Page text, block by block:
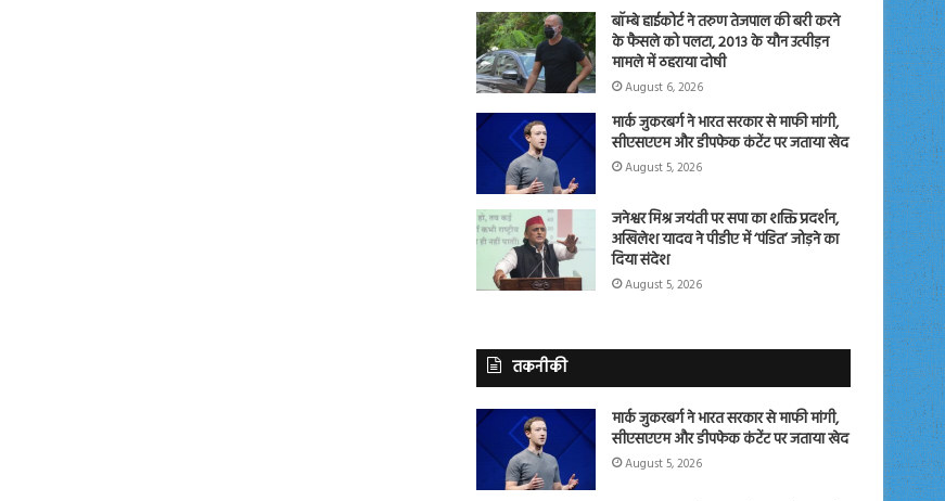
बॉम्बे हाईकोर्ट ने तरुण तेजपाल की बरी करने
के फैसले को पलटा, 2013 के यौन उत्पीड़न
मामले में ठहराया दोषी
August 6, 2026
मार्क जुकरबर्ग ने भारत सरकार से माफी मांगी,
सीएसएएम और डीपफेक कंटेंट पर जताया खेद
August 5, 2026
जनेश्वर मिश्र जयंती पर सपा का शक्ति प्रदर्शन,
अखिलेश यादव ने पीडीए में ‘पंडित’ जोड़ने का
दिया संदेश
August 5, 2026
तकनीकी
मार्क जुकरबर्ग ने भारत सरकार से माफी मांगी,
सीएसएएम और डीपफेक कंटेंट पर जताया खेद
August 5, 2026